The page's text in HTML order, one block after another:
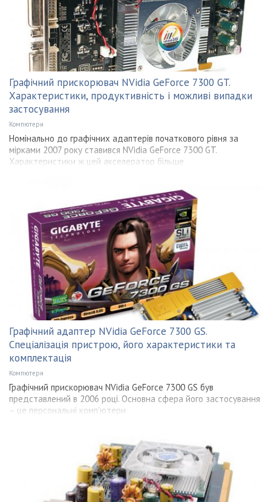
Графічний прискорювач NVidia GeForce 7300 GT.
Характеристики, продуктивність і можливі випадки
застосування
Компютери
Номінально до графічних адаптерів початкового рівня за
мірками 2007 року ставився NVidia GeForce 7300 GT.
Характеристики ж цей акселератор більше
Графічний адаптер NVidia GeForce 7300 GS.
Спеціалізація пристрою, його характеристики та
комплектація
Компютери
Графічний прискорювач NVidia GeForce 7300 GS був
представлений в 2006 році. Основна сфера його застосування
– це персональні комп'ютери